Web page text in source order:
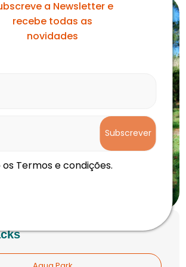
a Newsletter e
recebe todas as
novidades
Subscrever
os Termos e condições.